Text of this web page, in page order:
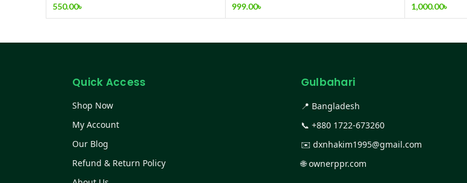
550.00৳ 999.00৳ 1,000.00৳
Quick Access
Shop Now
My Account
Our Blog
Refund & Return Policy
Gulbahari
📍 Bangladesh
📞 +880 1722-673260
✉️ dxnhakim1995@gmail.com
🌐ownerppr.com